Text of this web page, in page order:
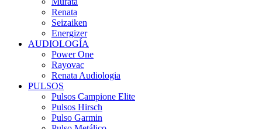
Renata
Seizaiken
Energizer
AUDIOLOGÍA
Power One
Rayovac
Renata Audiologia
PULSOS
Pulsos Campione Elite
Pulsos Hirsch
Pulso Garmin